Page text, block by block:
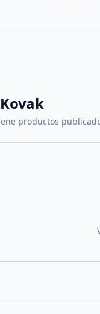
Kovak
productos